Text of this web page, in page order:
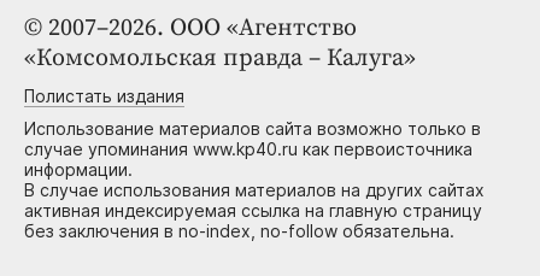
© 2007–2026. ООО «Агентство
«Комсомольская правда – Калуга»
Полистать издания
Использование материалов сайта возможно только в
случае упоминания www.kp40.ru как первоисточника
информации.
В случае использования материалов на других сайтах
активная индексируемая ссылка на главную страницу
без заключения в no-index, no-follow обязательна.